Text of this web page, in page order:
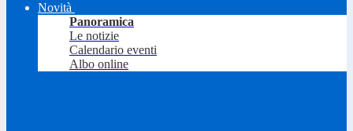
Novità
Panoramica
Le notizie
Calendario eventi
Albo online